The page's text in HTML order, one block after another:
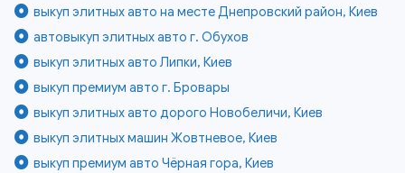
выкуп элитных авто на месте Днепровский район, Киев
автовыкуп элитных авто г. Обухов
выкуп элитных авто Липки, Киев
выкуп премиум авто г. Бровары
выкуп элитных авто дорого Новобеличи, Киев
выкуп элитных машин Жовтневое, Киев
выкуп премиум авто Чёрная гора, Киев